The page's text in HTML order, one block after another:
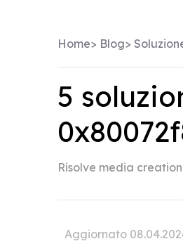
Home> Blog>
5
Risolve media
Aggiornato